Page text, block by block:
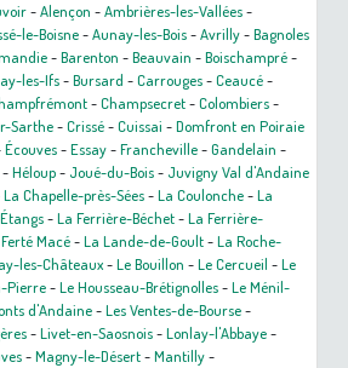
-Alençon -Ambrières-les-Vallées-
le-Boisne-Aunay-les-Bois-Avrilly-Bagnoles
-Barenton -Beauvain -Boischampré-
les-Ifs-Bursard -Carrouges-Ceaucé-
-Champsecret-Colombiers-
Sarthe-Crissé-Cuissai -Domfront en Poiraie
Écouves-Essay-Francheville-Gandelain -
-Héloup- Joué-du-Bois- Juvigny Val d'Andaine
La Chapelle-près-Sées-La Coulonche-La
-La Ferrière-Béchet-La Ferrière-
Macé-La Lande-de-Goult-La Roche-
les-Châteaux-Le Bouillon -Le Cercueil -Le
Pierre-Le Housseau-Brétignolles-Le Ménil-
d'Andaine-Les Ventes-de-Bourse-
-Livet-en-Saosnois-Lonlay-l'Abbaye-
-Magny-le-Désert-Mantilly-